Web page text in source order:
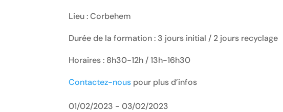
Lieu : Corbehem
Durée de la formation : 3 jours initial / 2 jours recyclage
Horaires : 8h30-12h / 13h-16h30
Contactez-nous pour plus d’infos
01/02/2023 - 03/02/2023